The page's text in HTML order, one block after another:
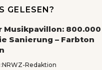
GELESEN?
Musikpavillon: 800.000
Sanierung – Farbton
NRWZ-Redaktion